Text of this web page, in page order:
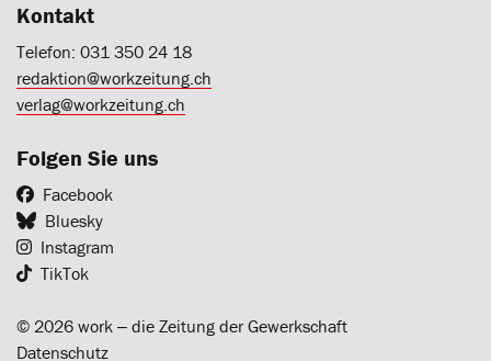
Kontakt
Telefon: 031 350 24 18
redaktion@workzeitung.ch
verlag@workzeitung.ch
Folgen Sie uns
Facebook
Bluesky
Instagram
TikTok
© 2026 work ‒ die Zeitung der Gewerkschaft
Datenschutz